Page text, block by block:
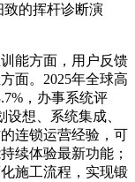
的挥杆诊断演
能方面，用户反馈
面。2025年全球高
，办事系统评
想、系统集成、
连锁运营经验，可
续体验最新功能；
施工流程，实现锻